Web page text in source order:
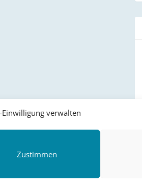
Einwilligung verwalten
Zustimmen